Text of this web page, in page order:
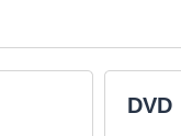
DVD